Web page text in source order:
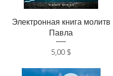
Быстрый просмотр
Электронная книга молитв
Павла
Цена
5,00 $